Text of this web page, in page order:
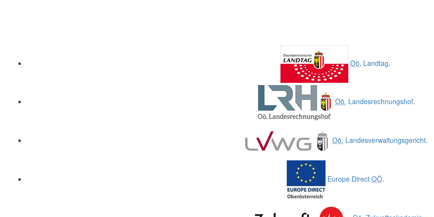
Oö. Landtag.
Oö. Landesrechnungshof.
Oö. Landesverwaltungsgericht.
Europe Direct OÖ.